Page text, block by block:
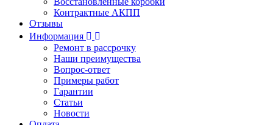
Контрактные АКПП
Отзывы
Информация
Ремонт в рассрочку
Наши преимущества
Вопрос-ответ
Примеры работ
Гарантии
Статьи
Новости